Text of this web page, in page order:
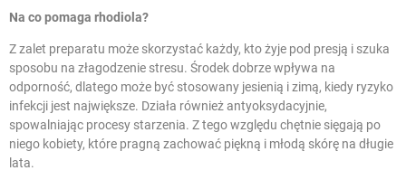
Na co pomaga rhodiola?
Z zalet preparatu może skorzystać każdy, kto żyje pod presją i szuka
sposobu na złagodzenie stresu. Środekdobrze wpływa na
odporność, dlatego może być stosowany jesienią i zimą, kiedy ryzyko
infekcji jest największe. Działa również antyoksydacyjnie,
spowalniając procesy starzenia. Z tego względu chętnie sięgają po
niego kobiety, które pragną zachować piękną i młodą skórę na długie
lata.